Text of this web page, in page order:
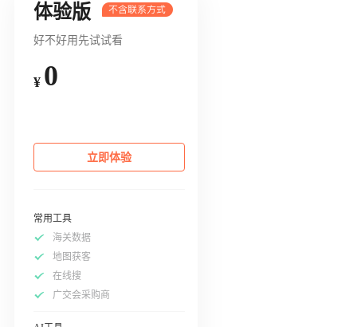
体验版
好不好用先试试看
¥ 0
立即体验
常用工具
海关数据
地图获客
在线搜
广交会采购商